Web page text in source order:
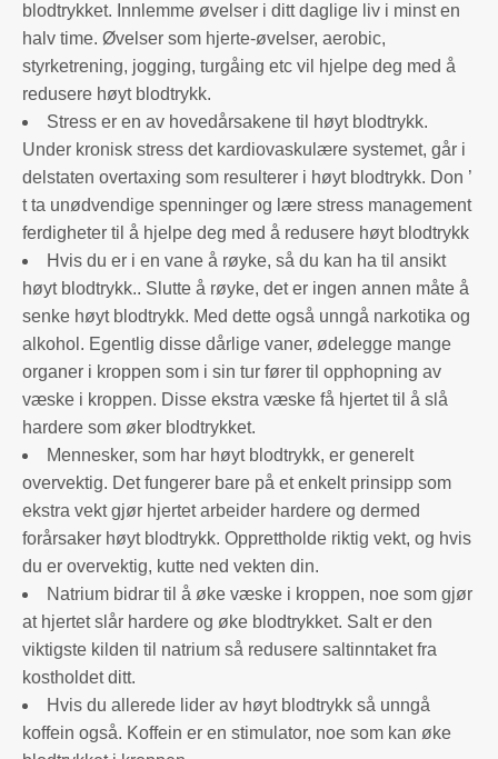
blodtrykket. Innlemme øvelser i ditt daglige liv i minst en
halv time. Øvelser som hjerte-øvelser, aerobic,
styrketrening, jogging, turgåing etc vil hjelpe deg med å
redusere høyt blodtrykk.
Stress er en av hovedårsakene til høyt blodtrykk.
Under kronisk stress det kardiovaskulære systemet, går i
delstaten overtaxing som resulterer i høyt blodtrykk. Don ’
t ta unødvendige spenninger og lære stress management
ferdigheter til å hjelpe deg med å redusere høyt blodtrykk
Hvis du er i en vane å røyke, så du kan ha til ansikt
høyt blodtrykk.. Slutte å røyke, det er ingen annen måte å
senke høyt blodtrykk. Med dette også unngå narkotika og
alkohol. Egentlig disse dårlige vaner, ødelegge mange
organer i kroppen som i sin tur fører til opphopning av
væske i kroppen. Disse ekstra væske få hjertet til å slå
hardere som øker blodtrykket.
Mennesker, som har høyt blodtrykk, er generelt
overvektig. Det fungerer bare på et enkelt prinsipp som
ekstra vekt gjør hjertet arbeider hardere og dermed
forårsaker høyt blodtrykk. Opprettholde riktig vekt, og hvis
du er overvektig, kutte ned vekten din.
Natrium bidrar til å øke væske i kroppen, noe som gjør
at hjertet slår hardere og øke blodtrykket. Salt er den
viktigste kilden til natrium så redusere saltinntaket fra
kostholdet ditt.
Hvis du allerede lider av høyt blodtrykk så unngå
koffein også. Koffein er en stimulator, noe som kan øke